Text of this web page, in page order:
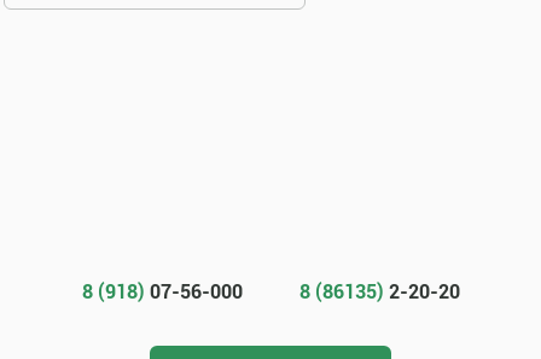
8 (918) 07-56-000 8 (86135) 2-20-20